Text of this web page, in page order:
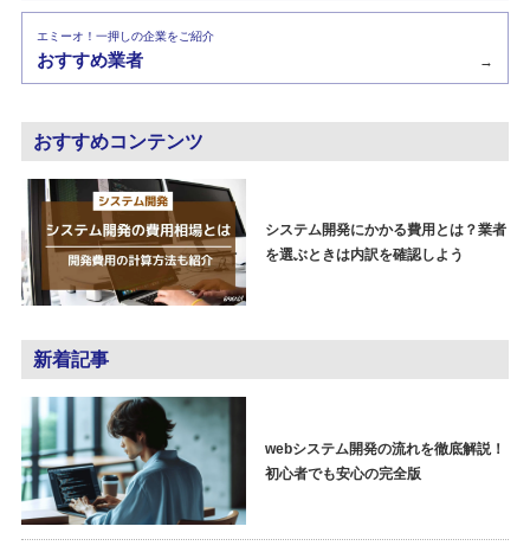
エミーオ！一押しの企業をご紹介
おすすめ業者 →
おすすめコンテンツ
システム開発にかかる費用とは？業者
を選ぶときは内訳を確認しよう
新着記事
webシステム開発の流れを徹底解説！
初心者でも安心の完全版